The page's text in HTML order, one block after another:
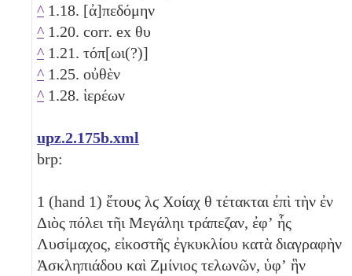
^ 1.18. [ἀ]πεδόμην
^ 1.20. corr. ex θυ
^ 1.21. τόπ[ωι(?)]
^ 1.25. οὐθὲν
^ 1.28. ἱερέων
upz.2.175b.xml
brp:
1 (hand 1) ἔτους λϛ Χοίαχ θ τέτακται ἐπὶ τὴν ἐν
Διὸς πόλει τῆι Μεγάληι τράπεζαν, ἐφʼ ἧς
Λυσίμαχος, εἰκοστῆς ἐγκυκλίου κατὰ διαγραφὴν
Ἀσκληπιάδου καὶ Ζμίνιος τελωνῶν, ὑφʼ ἣν